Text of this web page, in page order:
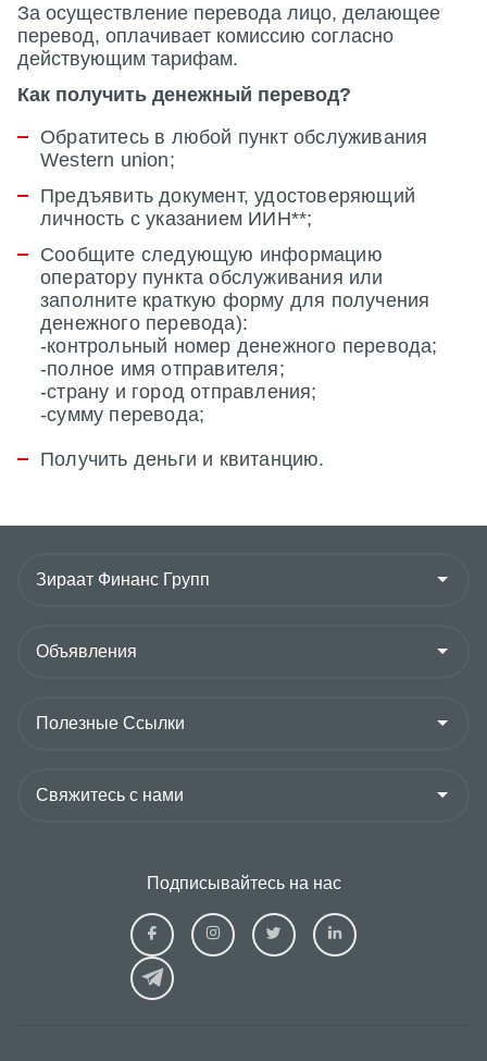
За осуществление перевода лицо, делающее
перевод, оплачивает комиссию согласно
действующим тарифам.
Как получить денежный перевод?
Обратитесь в любой пункт обслуживания
Western union;
Предъявить документ, удостоверяющий
личность с указанием ИИН**;
Сообщите следующую информацию
оператору пункта обслуживания или
заполните краткую форму для получения
денежного перевода):
-контрольный номер денежного перевода;
-полное имя отправителя;
-страну и город отправления;
-сумму перевода;
Получить деньги и квитанцию.
Подписывайтесь на нас
Ziraat
Kazakhstan
Facebook
Ziraat
Kazakhstan
Ziraat
Kazakhstan
Ziraat